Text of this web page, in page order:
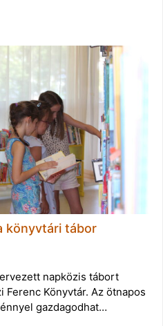
könyvtári tábor
napközis tábort
Ferenc Könyvtár. Az ötnapos
gazdagodhat…